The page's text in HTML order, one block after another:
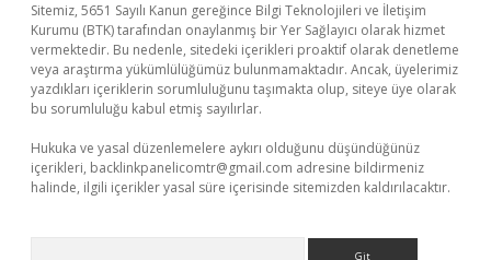
Sitemiz, 5651 Sayılı Kanun gereğince Bilgi Teknolojileri ve İletişim
Kurumu (BTK) tarafından onaylanmış bir Yer Sağlayıcı olarak hizmet
vermektedir. Bu nedenle, sitedeki içerikleri proaktif olarak denetleme
veya araştırma yükümlülüğümüz bulunmamaktadır. Ancak, üyelerimiz
yazdıkları içeriklerin sorumluluğunu taşımakta olup, siteye üye olarak
bu sorumluluğu kabul etmiş sayılırlar.
Hukuka ve yasal düzenlemelere aykırı olduğunu düşündüğünüz
içerikleri, backlinkpanelicomtr@gmail.com adresine bildirmeniz
halinde, ilgili içerikler yasal süre içerisinde sitemizden kaldırılacaktır.